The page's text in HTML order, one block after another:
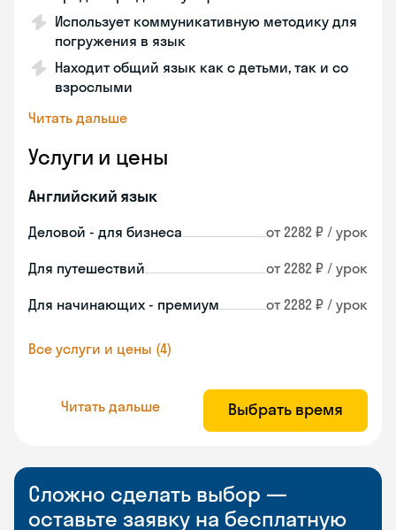
Использует коммуникативную методику для
погружения в язык
Находит общий язык как с детьми, так и со
взрослыми
Читать дальше
Услуги и цены
Английский язык
Деловой - для бизнеса от 2282 ₽ / урок
Для путешествий от 2282 ₽ / урок
Для начинающих - премиум от 2282 ₽ / урок
Все услуги и цены (4)
Читать дальше Выбрать время
Сложно сделать выбор —
оставьте заявку на бесплатную